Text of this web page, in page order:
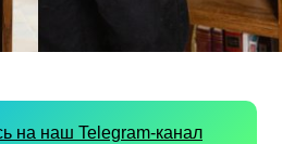
на наш Telegram-канал